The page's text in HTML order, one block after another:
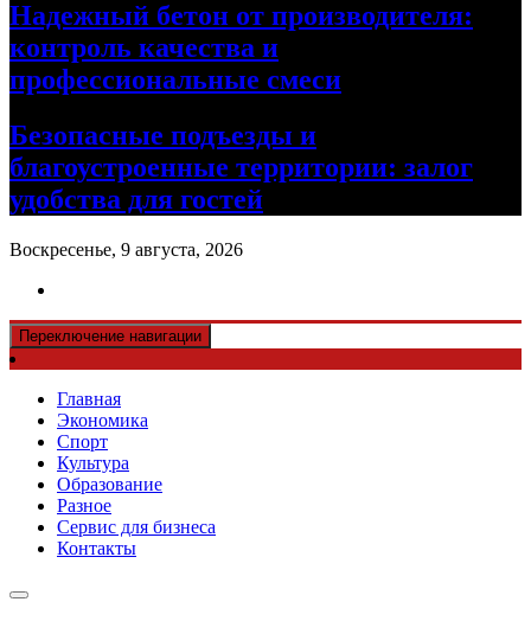
Надежный бетон от производителя:
контроль качества и
профессиональные смеси
Безопасные подъезды и
благоустроенные территории: залог
удобства для гостей
Воскресенье, 9 августа, 2026
Переключение навигации
Главная
Экономика
Спорт
Культура
Образование
Разное
Сервис для бизнеса
Контакты